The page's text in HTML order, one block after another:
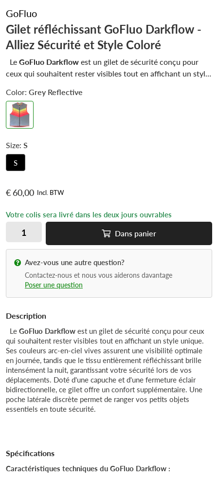
GoFluo
Gilet réfléchissant GoFluo Darkflow -
Alliez Sécurité et Style Coloré
LeGoFluo Darkflowest un gilet de sécurité conçu pour
ceux qui souhaitent rester visibles tout en affichant un style
optimale en journée, tandis que le tissu entièrement
réfléchissant brille intensément la nuit, garantissant votre
sécurité lors de vos déplacements. Doté d'une capuche et
d'une fermeture éclair bidirectionnelle, ce gilet offre un
confort supplémentaire. Une poche latérale discrète permet
de ranger vos petits objets essentiels en toute sécurité.
Color: Grey Reflective
Size: S
S
€ 60,00 Incl. BTW
Votre colis sera livré dans les deux jours ouvrables
Dans panier
Avez-vous une autre question?
Contactez-nous et nous vous aiderons davantage
Poser une question
Description
LeGoFluo Darkflowest un gilet de sécurité conçu pour ceux
qui souhaitent rester visibles tout en affichant un style unique.
Ses couleurs arc-en-ciel vives assurent une visibilité optimale
en journée, tandis que le tissu entièrement réfléchissant brille
intensément la nuit, garantissant votre sécurité lors de vos
déplacements. Doté d'une capuche et d'une fermeture éclair
bidirectionnelle, ce gilet offre un confort supplémentaire. Une
poche latérale discrète permet de ranger vos petits objets
essentiels en toute sécurité.
Spécifications
Caractéristiques techniques du GoFluo Darkflow :